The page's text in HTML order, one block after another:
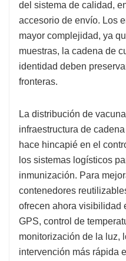
del sistema de calidad,
accesorio de envío. Los
mayor complejidad, ya
muestras, la cadena de
identidad deben
fronteras.
La distribución de
infraestructura de
hace hincapié en el
los sistemas logísticos
inmunización. Para
contenedores
ofrecen ahora visibilidad
GPS, control de
monitorización de la luz,
intervención más rápida